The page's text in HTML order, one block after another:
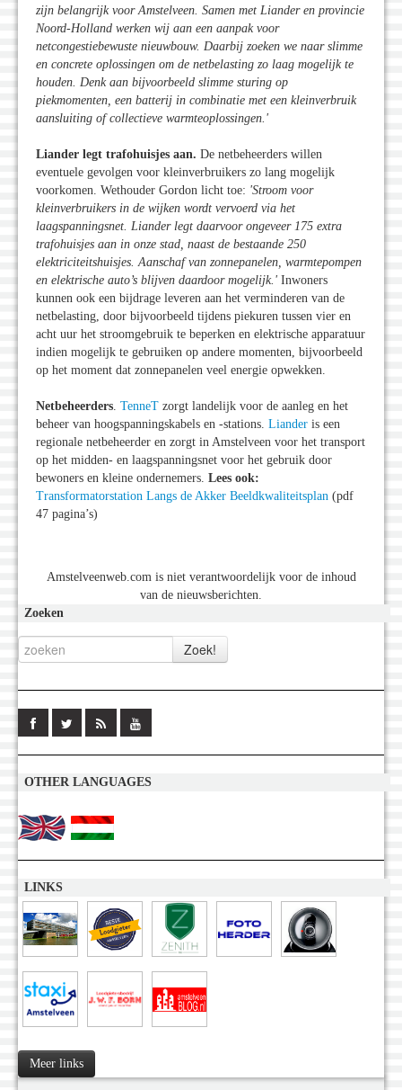
zijn belangrijk voor Amstelveen. Samen met Liander en provincie
Noord-Holland werken wij aan een aanpak voor
netcongestiebewuste nieuwbouw. Daarbij zoeken we naar slimme
en concrete oplossingen om de netbelasting zo laag mogelijk te
houden. Denk aan bijvoorbeeld slimme sturing op
piekmomenten, een batterij in combinatie met een kleinverbruik
aansluiting of collectieve warmteoplossingen.'
Liander legt trafohuisjes aan. De netbeheerders willen
eventuele gevolgen voor kleinverbruikers zo lang mogelijk
voorkomen. Wethouder Gordon licht toe: 'Stroom voor
kleinverbruikers in de wijken wordt vervoerd via het
laagspanningsnet. Liander legt daarvoor ongeveer 175 extra
trafohuisjes aan in onze stad, naast de bestaande 250
elektriciteitshuisjes. Aanschaf van zonnepanelen, warmtepompen
en elektrische auto’s blijven daardoor mogelijk.' Inwoners
kunnen ook een bijdrage leveren aan het verminderen van de
netbelasting, door bijvoorbeeld tijdens piekuren tussen vier en
acht uur het stroomgebruik te beperken en elektrische apparatuur
indien mogelijk te gebruiken op andere momenten, bijvoorbeeld
op het moment dat zonnepanelen veel energie opwekken.
Netbeheerders TenneT zorgt landelijk voor de aanleg en het
beheer van hoogspanningskabels en -stations. Liander is een
regionale netbeheerder en zorgt in Amstelveen voor het transport
op het midden- en laagspanningsnet voor het gebruik door
bewoners en kleine ondernemers. Lees ook:
Transformatorstation Langs de Akker Beeldkwaliteitsplan (pdf
47 pagina’s)
Amstelveenweb.com is niet verantwoordelijk voor de inhoud
van de nieuwsberichten.
Zoeken
OTHER LANGUAGES
LINKS
Meer links